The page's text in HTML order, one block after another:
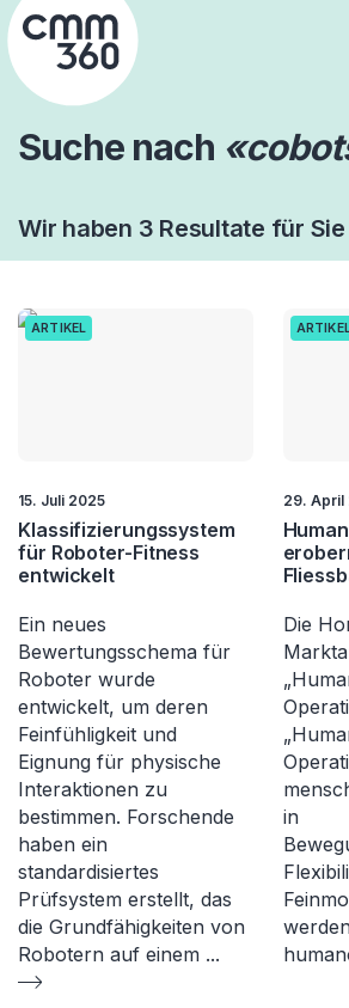
Skip
to
content
Suche nach
Wir haben 3 Resultate für
ARTIKEL
15. Juli 2025
Klassifizierungssystem
für Roboter-Fitness
entwickelt
Ein neues
Bewertungsschema für
Roboter wurde
entwickelt, um deren
Feinfühligkeit und
Eignung für physische
Interaktionen zu
bestimmen. Forschende
haben ein
standardisiertes
Prüfsystem erstellt, das
die Grundfähigkeiten von
Robotern auf einem ...
29. April
Die
in